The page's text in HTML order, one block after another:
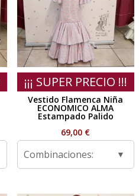
¡¡¡ SUPER PRECIO !!!
Vestido Flamenca Niña
ECONOMICO ALMA
Estampado Palido
69,00 €
Combinaciones: